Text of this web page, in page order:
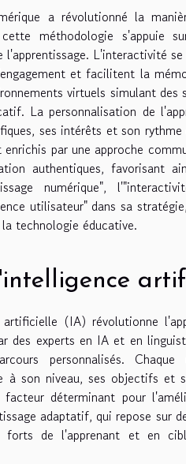
a révolutionné la
méthodologie s'appuie
L'interactivité
et facilitent la
virtuels simulant
La personnalisation de
ses intérêts et son
par une approche
authentiques, favorisant
numérique",
utilisateur" dans sa
technologie éducative.
(IA) révolutionne
des experts en IA et en
personnalisés.
à son niveau, ses objectifs
déterminant pour
adaptatif, qui repose sur
de l'apprenant et en